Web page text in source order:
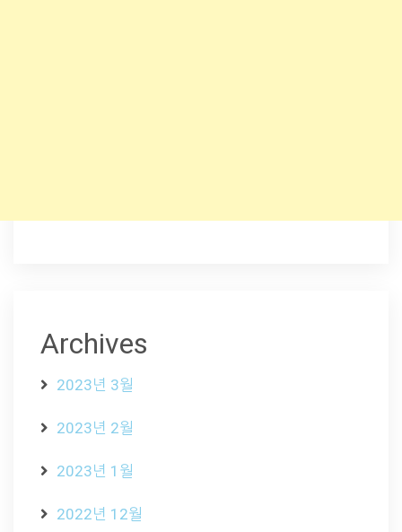
Archives
2023년 3월
2023년 2월
2023년 1월
2022년 12월